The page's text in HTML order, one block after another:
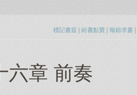
標記書簽 | 給書點贊 | 報錯求書 |
六章 前奏